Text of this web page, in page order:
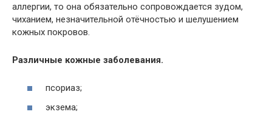
аллергии, то она обязательно сопровождается зудом,
чиханием, незначительной отёчностью и шелушением
кожных покровов.
Различные кожные заболевания.
псориаз;
экзема;